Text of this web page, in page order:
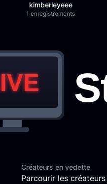
kimberleyeee
1 enregistrements
Créateurs en vedette
Parcourir les créateurs